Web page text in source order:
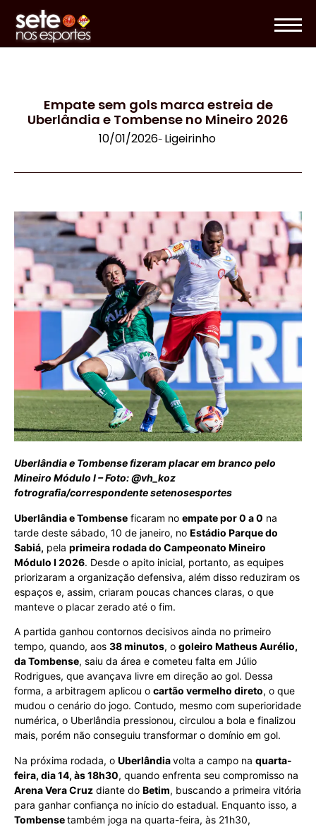
Empate sem gols marca estreia de
Uberlândia e Tombense no Mineiro 2026
10/01/2026- Ligeirinho
Uberlândia e Tombense fizeram placar em branco pelo
Mineiro Módulo I – Foto: @vh_koz
fotrografia/correspondente setenosesportes
Uberlândia e Tombense ficaram no empate por 0 a 0 na
tarde deste sábado, 10 de janeiro, no Estádio Parque do
Sabiá, pela primeira rodada do Campeonato Mineiro
Módulo I 2026. Desde o apito inicial, portanto, as equipes
priorizaram a organização defensiva, além disso reduziram os
espaços e, assim, criaram poucas chances claras, o que
manteve o placar zerado até o fim.
A partida ganhou contornos decisivos ainda no primeiro
tempo, quando, aos 38 minutos, o goleiro Matheus Aurélio,
da Tombense, saiu da área e cometeu falta em Júlio
Rodrigues, que avançava livre em direção ao gol. Dessa
forma, a arbitragem aplicou o cartão vermelho direto, o que
mudou o cenário do jogo. Contudo, mesmo com superioridade
numérica, o Uberlândia pressionou, circulou a bola e finalizou
mais, porém não conseguiu transformar o domínio em gol.
Na próxima rodada, o Uberlândiavolta a campo na quarta-
feira, dia 14, às 18h30, quando enfrenta seu compromisso na
Arena Vera Cruz diante do Betim, buscando a primeira vitória
para ganhar confiança no início do estadual. Enquanto isso, a
Tombensetambém joga na quarta-feira, às 21h30,